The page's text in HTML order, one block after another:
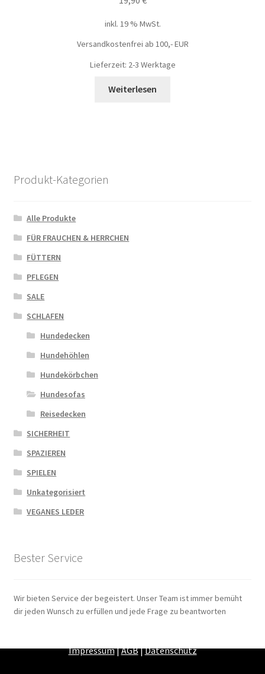
inkl. 19 % MwSt.
Versandkostenfrei ab 100,- EUR
Lieferzeit: 2-3 Werktage
Weiterlesen
Produkt-Kategorien
Alle Produkte
FÜR FRAUCHEN & HERRCHEN
FÜTTERN
PFLEGEN
SALE
SCHLAFEN
Hundedecken
Hundehöhlen
Hundekörbchen
Hundesofas
Reisedecken
SICHERHEIT
SPAZIEREN
SPIELEN
Unkategorisiert
VEGANES LEDER
Bester Service
Wir bieten Service der begeistert. Unser Team ist immer bemüht
dir jeden Wunsch zu erfüllen und jede Frage zu beantworten
Impressum|AGB|Datenschutz